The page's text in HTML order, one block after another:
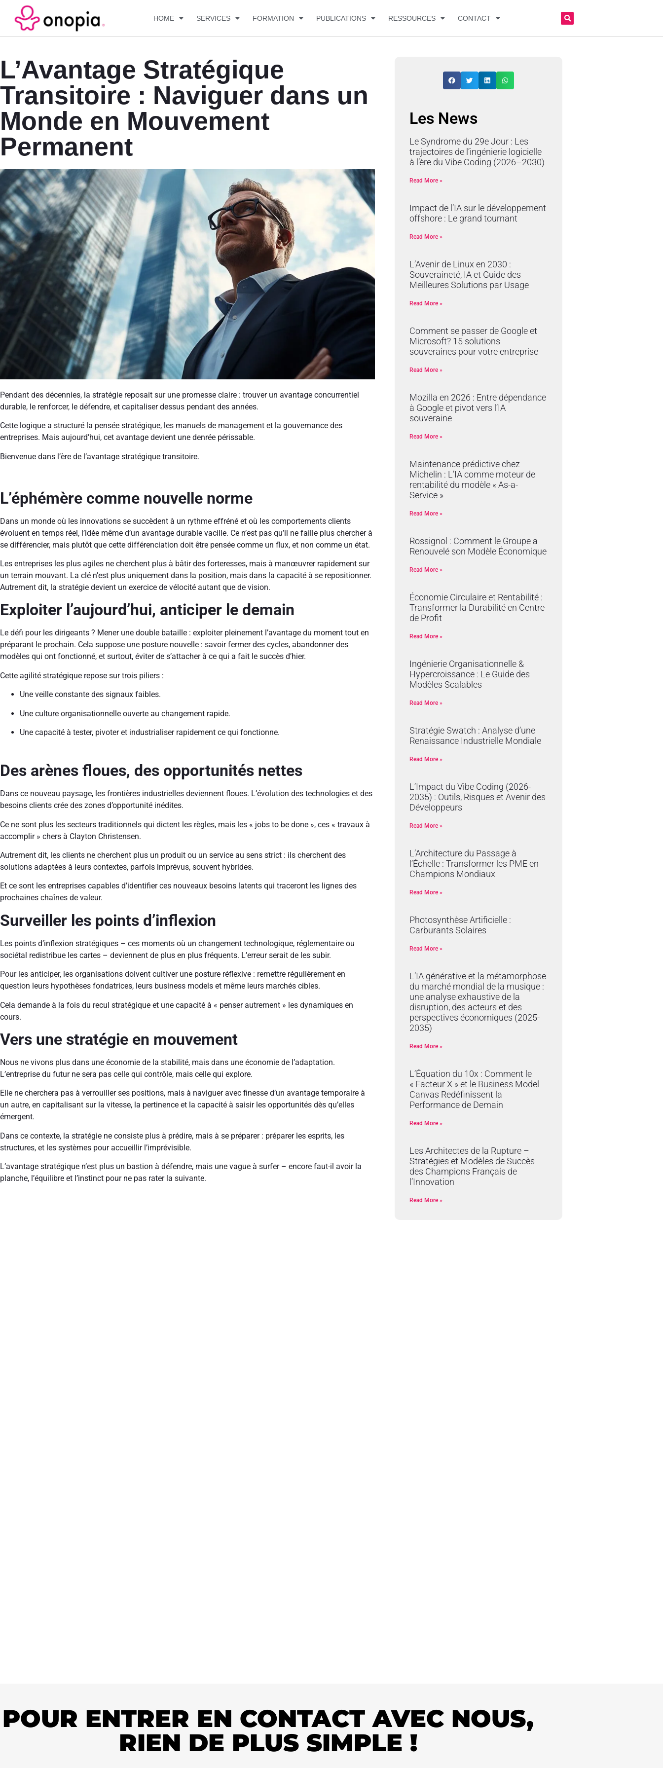
HOME SERVICES FORMATION PUBLICATIONS RESSOURCES CONTACT
L’Avantage Stratégique
Transitoire : Naviguer dans un
Monde en Mouvement
Permanent
Pendant des décennies, la stratégie reposait sur une promesse claire : trouver un avantage concurrentiel
durable, le renforcer, le défendre, et capitaliser dessus pendant des années.
Cette logique a structuré la pensée stratégique, les manuels de management et la gouvernance des
entreprises. Mais aujourd’hui, cet avantage devient une denrée périssable.
Bienvenue dans l’ère de l’avantage stratégique transitoire.
L’éphémère comme nouvelle norme
Dans un monde où les innovations se succèdent à un rythme effréné et où les comportements clients
évoluent en temps réel, l’idée même d’un avantage durable vacille. Ce n’est pas qu’il ne faille plus chercher à
se différencier, mais plutôt que cette différenciation doit être pensée comme un flux, et non comme un état.
Les entreprises les plus agiles ne cherchent plus à bâtir des forteresses, mais à manœuvrer rapidement sur
un terrain mouvant. La clé n’est plus uniquement dans la position, mais dans la capacité à se repositionner.
Autrement dit, la stratégie devient un exercice de vélocité autant que de vision.
Exploiter l’aujourd’hui, anticiper le demain
Le défi pour les dirigeants ? Mener une double bataille : exploiter pleinement l’avantage du moment tout en
préparant le prochain. Cela suppose une posture nouvelle : savoir fermer des cycles, abandonner des
modèles qui ont fonctionné, et surtout, éviter de s’attacher à ce qui a fait le succès d’hier.
Cette agilité stratégique repose sur trois piliers :
Une veille constante des signaux faibles.
Une culture organisationnelle ouverte au changement rapide.
Une capacité à tester, pivoter et industrialiser rapidement ce qui fonctionne.
Des arènes floues, des opportunités nettes
Dans ce nouveau paysage, les frontières industrielles deviennent floues. L’évolution des technologies et des
besoins clients crée des zones d’opportunité inédites.
Ce ne sont plus les secteurs traditionnels qui dictent les règles, mais les « jobs to be done », ces « travaux à
accomplir » chers à Clayton Christensen.
Autrement dit, les clients ne cherchent plus un produit ou un service au sens strict : ils cherchent des
solutions adaptées à leurs contextes, parfois imprévus, souvent hybrides.
Et ce sont les entreprises capables d’identifier ces nouveaux besoins latents qui traceront les lignes des
prochaines chaînes de valeur.
Surveiller les points d’inflexion
Les points d’inflexion stratégiques – ces moments où un changement technologique, réglementaire ou
sociétal redistribue les cartes – deviennent de plus en plus fréquents. L’erreur serait de les subir.
Pour les anticiper, les organisations doivent cultiver une posture réflexive : remettre régulièrement en
question leurs hypothèses fondatrices, leurs business models et même leurs marchés cibles.
Cela demande à la fois du recul stratégique et une capacité à « penser autrement » les dynamiques en
cours.
Vers une stratégie en mouvement
Nous ne vivons plus dans une économie de la stabilité, mais dans une économie de l’adaptation.
L’entreprise du futur ne sera pas celle qui contrôle, mais celle qui explore.
Elle ne cherchera pas à verrouiller ses positions, mais à naviguer avec finesse d’un avantage temporaire à
un autre, en capitalisant sur la vitesse, la pertinence et la capacité à saisir les opportunités dès qu’elles
émergent.
Dans ce contexte, la stratégie ne consiste plus à prédire, mais à se préparer : préparer les esprits, les
structures, et les systèmes pour accueillir l’imprévisible.
L’avantage stratégique n’est plus un bastion à défendre, mais une vague à surfer – encore faut-il avoir la
planche, l’équilibre et l’instinct pour ne pas rater la suivante.
Les News
Le Syndrome du 29e Jour : Les
trajectoires de l’ingénierie logicielle
à l’ère du Vibe Coding (2026–2030)
Read More »
Impact de l’IA sur le développement
offshore : Le grand tournant
Read More »
L’Avenir de Linux en 2030 :
Souveraineté, IA et Guide des
Meilleures Solutions par Usage
Read More »
Comment se passer de Google et
Microsoft? 15 solutions
souveraines pour votre entreprise
Read More »
Mozilla en 2026 : Entre dépendance
à Google et pivot vers l’IA
souveraine
Read More »
Maintenance prédictive chez
Michelin : L’IA comme moteur de
rentabilité du modèle « As-a-
Service »
Read More »
Rossignol : Comment le Groupe a
Renouvelé son Modèle Économique
Read More »
Économie Circulaire et Rentabilité :
Transformer la Durabilité en Centre
de Profit
Read More »
Ingénierie Organisationnelle &
Hypercroissance : Le Guide des
Modèles Scalables
Read More »
Stratégie Swatch : Analyse d’une
Renaissance Industrielle Mondiale
Read More »
L’Impact du Vibe Coding (2026-
2035) : Outils, Risques et Avenir des
Développeurs
Read More »
L’Architecture du Passage à
l’Échelle : Transformer les PME en
Champions Mondiaux
Read More »
Photosynthèse Artificielle :
Carburants Solaires
Read More »
L’IA générative et la métamorphose
du marché mondial de la musique :
une analyse exhaustive de la
disruption, des acteurs et des
perspectives économiques (2025-
2035)
Read More »
L’Équation du 10x : Comment le
« Facteur X » et le Business Model
Canvas Redéfinissent la
Performance de Demain
Read More »
Les Architectes de la Rupture –
Stratégies et Modèles de Succès
des Champions Français de
l’Innovation
Read More »
POUR ENTRER EN CONTACT AVEC NOUS,
RIEN DE PLUS SIMPLE !